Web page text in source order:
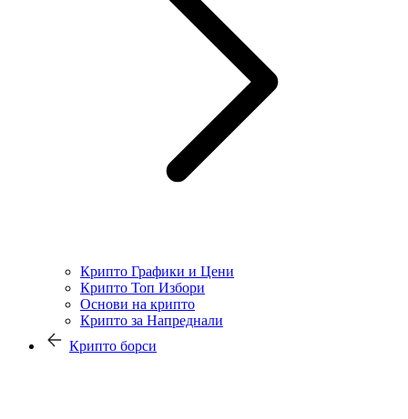
Крипто Графики и Цени
Крипто Топ Избори
Основи на крипто
Крипто за Напреднали
Крипто борси